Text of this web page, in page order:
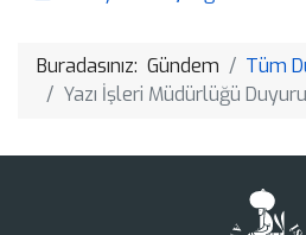
Buradasınız: Gündem
Tüm
Yazı İşleri Müdürlüğü